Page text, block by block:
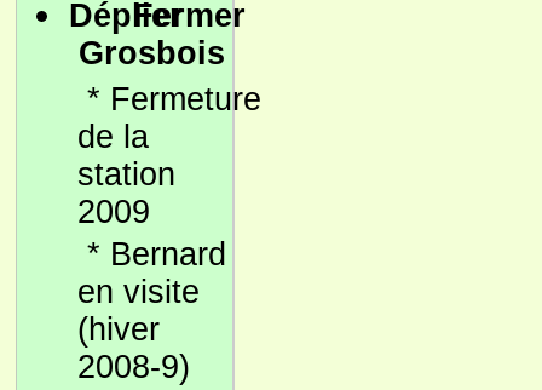
Grosbois
* Fermeture
de la
station
2009
* Bernard
en visite
(hiver
2008-9)